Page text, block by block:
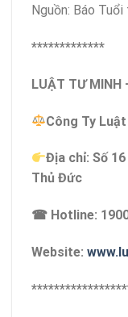
Nguồn: Báo Tuổi
*************
LUẬT TƯ MINH
Công Ty
Địa chỉ: Số
Thủ Đức
☎ Hotline:
Website: